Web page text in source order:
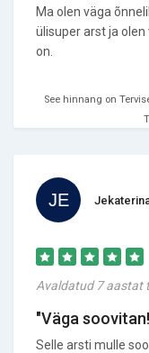
Ma olen väga
ülisuper arst ja
on.
See hinnang on
Avaldatud 7 aastat
"Väga
Selle arsti mulle